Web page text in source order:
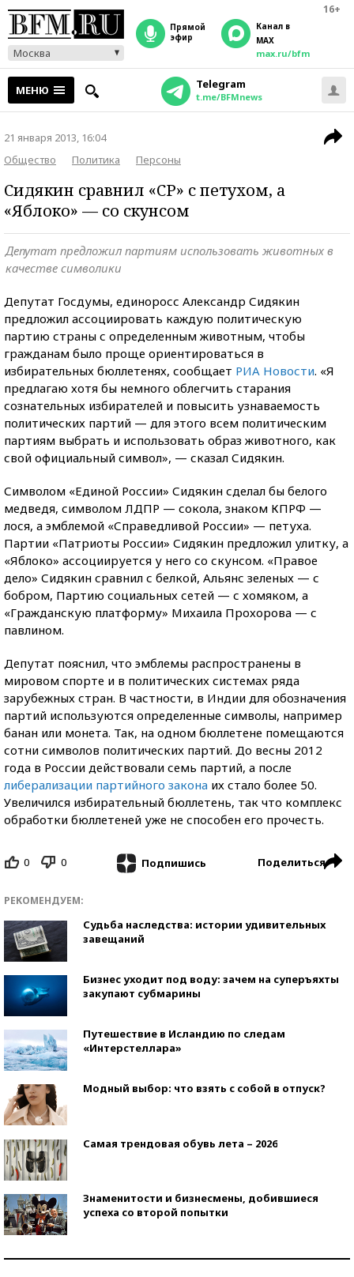
16+
Москва
прямой
эфир
Канал в
MAX
max.ru/bfm
МЕНЮ Telegram
t.me/BFMnews
21 января 2013, 16:04
Общество
Политика Персоны
Сидякин сравнил «СР» с петухом, а
«Яблоко» — со скунсом
Депутат предложил партиям использовать животных в
качестве символики
Депутат Госдумы, единоросс Александр Сидякин
предложил ассоциировать каждую политическую
партию страны с определенным животным, чтобы
гражданам было проще ориентироваться в
избирательных бюллетенях, сообщает РИА Новости. «Я
предлагаю хотя бы немного облегчить старания
сознательных избирателей и повысить узнаваемость
политических партий — для этого всем политическим
партиям выбрать и использовать образ животного, как
свой официальный символ», — сказал Сидякин.
Символом «Единой России» Сидякин сделал бы белого
медведя, символом ЛДПР — сокола, знаком КПРФ —
лося, а эмблемой «Справедливой России» — петуха.
Партии «Патриоты России» Сидякин предложил улитку, а
«Яблоко» ассоциируется у него со скунсом. «Правое
дело» Сидякин сравнил с белкой, Альянс зеленых — с
бобром, Партию социальных сетей — с хомяком, а
«Гражданскую платформу» Михаила Прохорова — с
павлином.
Депутат пояснил, что эмблемы распространены в
мировом спорте и в политических системах ряда
зарубежных стран. В частности, в Индии для обозначения
партий используются определенные символы, например
банан или монета. Так, на одном бюллетене помещаются
сотни символов политических партий. До весны 2012
года в России действовали семь партий, а после
либерализации партийного закона их стало более 50.
Увеличился избирательный бюллетень, так что комплекс
обработки бюллетеней уже не способен его прочесть.
0 0 Подпишись Поделиться
РЕКОМЕНДУЕМ:
Судьба наследства: истории удивительных
завещаний
Бизнес уходит под воду: зачем на суперъяхты
закупают субмарины
Путешествие в Исландию по следам
«Интерстеллара»
Модный выбор: что взять с собой в отпуск?
Самая трендовая обувь лета – 2026
Знаменитости и бизнесмены, добившиеся
успеха со второй попытки